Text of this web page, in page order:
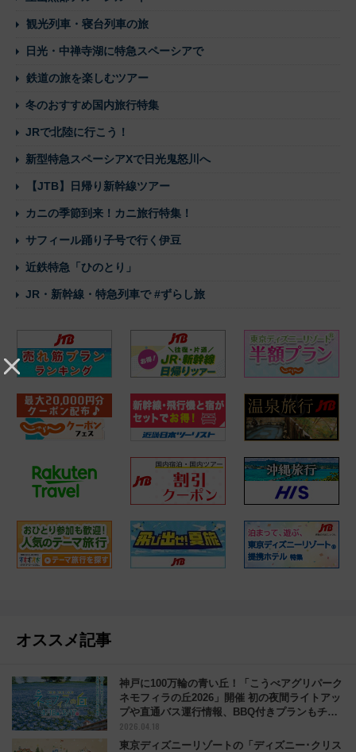
観光列車・寝台列車の旅
日光・中禅寺湖に特急スペーシアで
鉄道の旅を楽しむツアー
冬のおすすめ国内旅行特集
JRで北陸に行こう！
新型特急スペーシアXで日光鬼怒川へ
【JTB】日帰り新幹線ツアー
カニの季節到来！カニ旅行特集！
サフィール踊り子号で行く伊豆
近鉄特急「ひのとり」
JR・新幹線・特急列車で #ずらし旅
オススメ記事
神戸に100万輪の青い丘！「こうべアグリパーク
ネモフィラの丘2026」開催 初の夜間ライトアッ
プや直通バス運行情報、BBQ付きプランもチェ
ック
2026.04.18
東京ディズニーリゾートの「ディズニー･クリス